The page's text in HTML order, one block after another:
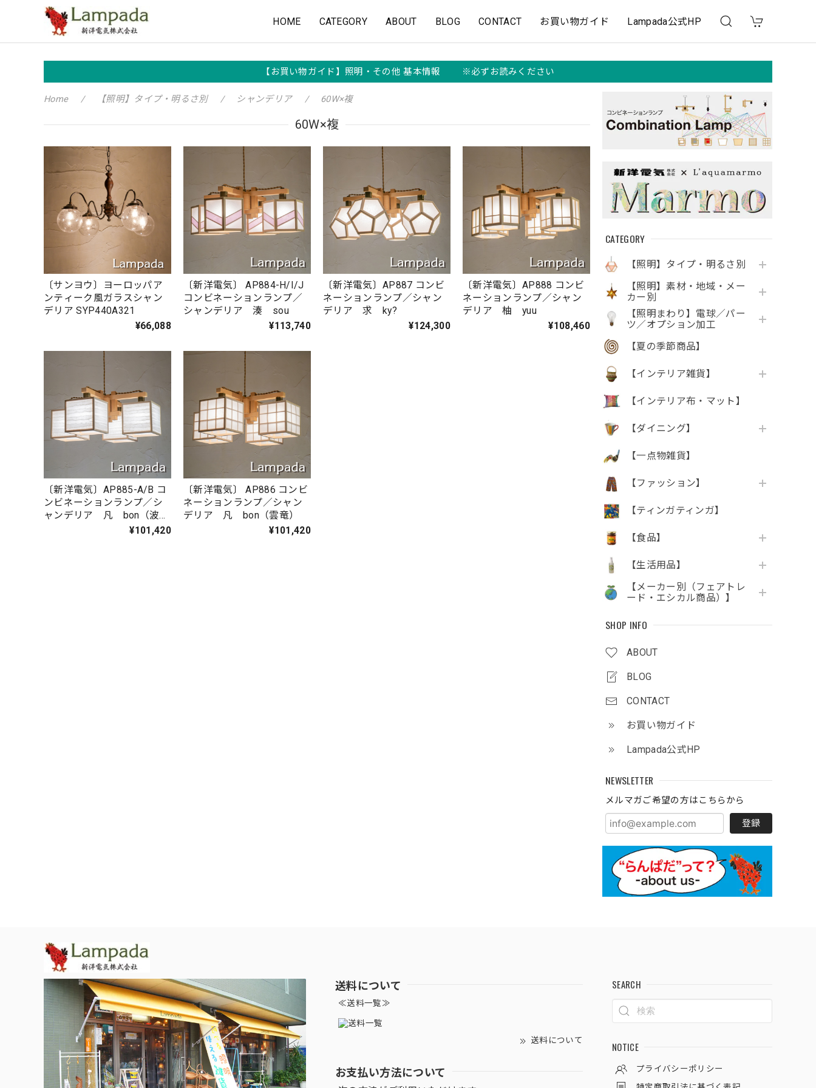
HOME CATEGORY ABOUT BLOG CONTACT お買い物ガイド Lampada公式HP
【お買い物ガイド】照明・その他 基本情報 ※必ずお読みください
CATEGORY
【照明】タイプ・明るさ別
【照明】素材・地域・メー
カー別
【照明まわり】電球／パー
ツ／オプション加工
【夏の季節商品】
【インテリア雑貨】
【インテリア布・マット】
【ダイニング】
【一点物雑貨】
【ファッション】
【ティンガティンガ】
【食品】
【生活用品】
【メーカー別（フェアトレ
ード・エシカル商品）】
SHOP INFO
ABOUT
BLOG
CONTACT
お買い物ガイド
Lampada公式HP
NEWSLETTER
メルマガご希望の方はこちらから
登録
Home 【照明】タイプ・明るさ別 シャンデリア 60W×複
60W×複
〔サンヨウ〕ヨーロッパア
ンティーク風ガラスシャン
デリア SYP440A321
¥66,088
〔新洋電気〕 AP884-H/I/J
コンビネーションランプ／
シャンデリア 湊 sou
¥113,740
〔新洋電気〕AP887 コンビ
ネーションランプ／シャン
デリア 求 ky?
¥124,300
〔新洋電気〕AP888 コンビ
ネーションランプ／シャン
デリア 柚 yuu
¥108,460
〔新洋電気〕AP885-A/B コ
ンビネーションランプ／シ
ャンデリア 凡 bon（波落
¥101,420
〔新洋電気〕 AP886 コンビ
ネーションランプ／シャン
デリア 凡 bon（雲竜）
¥101,420
送料について
≪送料一覧≫
送料について
お支払い方法について
SEARCH
NOTICE
プライバシーポリシー